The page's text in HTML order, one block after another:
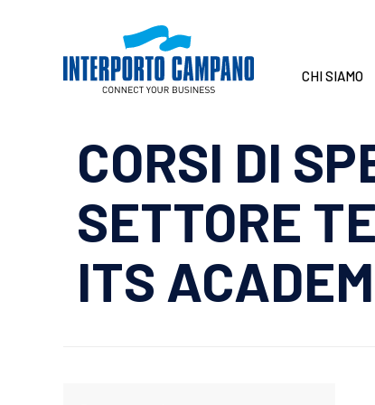
CHI SIAMO
CORSI DI
SETTORE
ITS